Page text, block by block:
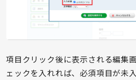
項目クリック後に表示される編集
ェックを入れれば、必須項目が未